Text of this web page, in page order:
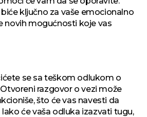
ključno za vaše emocionalno
novih mogućnosti koje vas
se sa teškom odlukom o
razgovor o vezi može
što će vas navesti da
će vaša odluka izazvati tugu,